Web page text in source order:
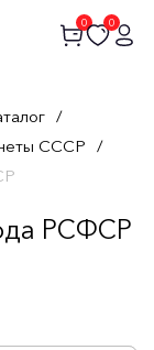
0 0
/
СССР /
РСФСР